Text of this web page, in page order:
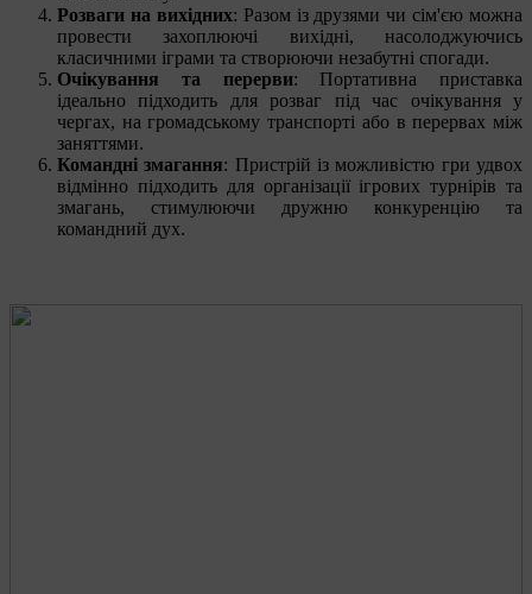
Розваги на вихідних: Разом із друзями чи сім'єю можна
провести захоплюючі вихідні, насолоджуючись
класичними іграми та створюючи незабутні спогади.
Очікування та перерви: Портативна приставка
ідеально підходить для розваг під час очікування у
чергах, на громадському транспорті або в перервах між
заняттями.
Командні змагання: Пристрій із можливістю гри удвох
відмінно підходить для організації ігрових турнірів та
змагань, стимулюючи дружню конкуренцію та
командний дух.